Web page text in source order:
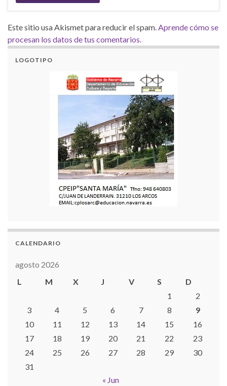
Este sitio usa Akismet para reducir el spam. Aprende cómo se
procesan los datos de tus comentarios.
LOGOTIPO
CALENDARIO
agosto 2026
L
M X J V S
D
1
2
3
4 5 6 7 8
9
10
11 12 13 14 15
16
17
18 19 20 21 22
23
24
25 26 27 28 29
30
31
« Jun